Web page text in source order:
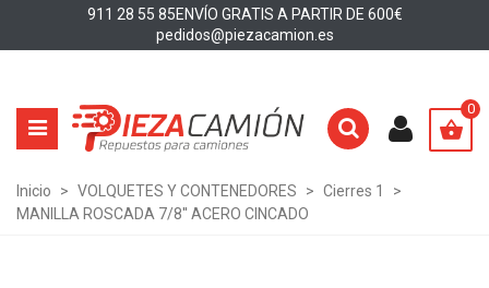
911 28 55 85ENVÍO GRATIS A PARTIR DE 600€
pedidos@piezacamion.es
0
Inicio > VOLQUETES Y CONTENEDORES > Cierres 1
>
MANILLA ROSCADA 7/8'' ACERO CINCADO